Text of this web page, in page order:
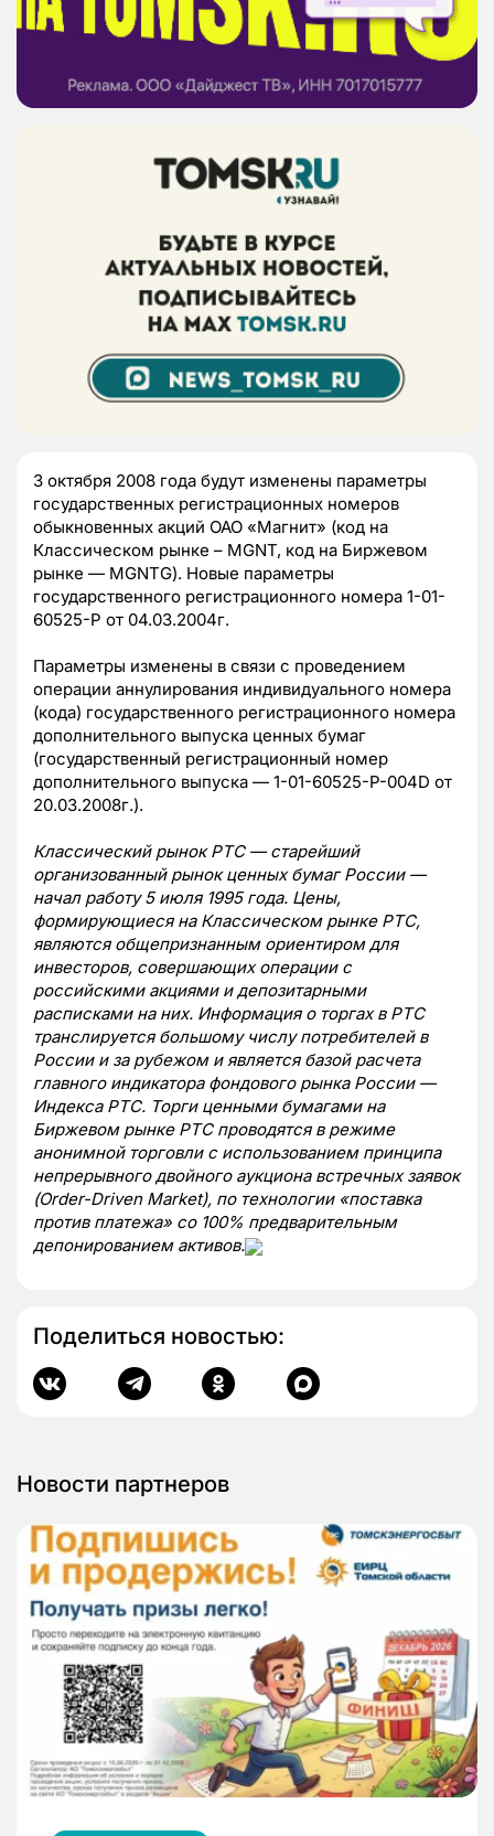
3 октября 2008 года будут изменены параметры
государственных регистрационных номеров
обыкновенных акций ОАО «Магнит» (код на
Классическом рынке – MGNT, код на Биржевом
рынке — MGNTG). Новые параметры
государственного регистрационного номера 1-01-
60525-P от 04.03.2004г.
Параметры изменены в связи с проведением
операции аннулирования индивидуального номера
(кода) государственного регистрационного номера
дополнительного выпуска ценных бумаг
(государственный регистрационный номер
дополнительного выпуска — 1-01-60525-P-004D от
20.03.2008г.).
Классический рынок РТС — старейший
организованный рынок ценных бумаг России —
начал работу 5 июля 1995 года. Цены,
формирующиеся на Классическом рынке РТС,
являются общепризнанным ориентиром для
инвесторов, совершающих операции с
российскими акциями и депозитарными
расписками на них. Информация о торгах в РТС
транслируется большому числу потребителей в
России и за рубежом и является базой расчета
главного индикатора фондового рынка России —
Индекса РТС. Торги ценными бумагами на
Биржевом рынке РТС проводятся в режиме
анонимной торговли с использованием принципа
непрерывного двойного аукциона встречных заявок
(Order-Driven Market), по технологии «поставка
против платежа» со 100% предварительным
депонированием активов.
Поделиться новостью:
Новости партнеров